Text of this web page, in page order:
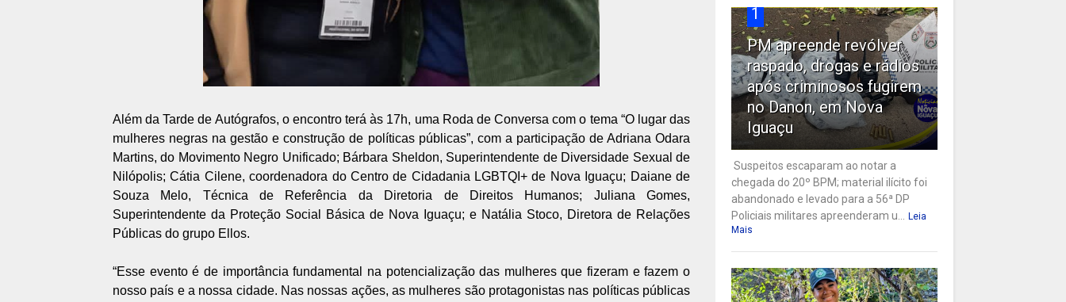
Além da Tarde de Autógrafos, o encontro terá às 17h, uma Roda de Conversa com o tema “O lugar das
mulheres negras na gestão e construção de políticas públicas”, com a participação de Adriana Odara
Martins, do Movimento Negro Unificado; Bárbara Sheldon, Superintendente de Diversidade Sexual de
Nilópolis; Cátia Cilene, coordenadora do Centro de Cidadania LGBTQI+ de Nova Iguaçu; Daiane de
Souza Melo, Técnica de Referência da Diretoria de Direitos Humanos; Juliana Gomes,
Superintendente da Proteção Social Básica de Nova Iguaçu; e Natália Stoco, Diretora de Relações
Públicas do grupo Ellos.
“Esse evento é de importância fundamental na potencialização das mulheres que fizeram e fazem o
nosso país e a nossa cidade. Nas nossas ações, as mulheres são protagonistas nas políticas públicas
1
PM apreende revólver
raspado, drogas e rádios
após criminosos fugirem
no Danon, em Nova
Iguaçu
Suspeitos escaparam ao notar a
chegada do 20º BPM; material ilícito foi
abandonado e levado para a 56ª DP
Policiais militares apreenderam u...
Leia
Mais